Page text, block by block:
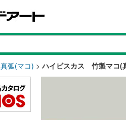
真弧(マコ) >ハイビスカス 竹製マコ